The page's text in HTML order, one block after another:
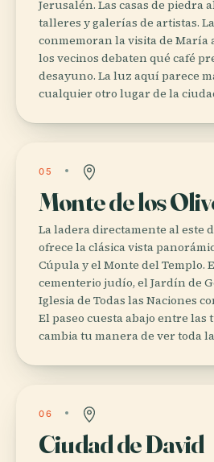
Jerusalén. Las casas de piedra
talleres y galerías de artistas.
conmemoran la visita de María
los vecinos debaten qué café
desayuno. La luz aquí parece
cualquier otro lugar de la
05
Monte de los
La ladera directamente al este
ofrece la clásica vista
Cúpula y el Monte del Templo.
cementerio judío, el Jardín de
Iglesia de Todas las Naciones
El paseo cuesta abajo entre
cambia tu manera de ver toda
06
Ciudad de David